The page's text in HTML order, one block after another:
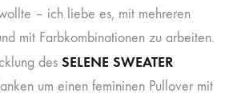
– ich liebe es, mit mehreren
mit Farbkombinationen zu arbeiten.
des SELENE SWEATER
um einen femininen Pullover mit